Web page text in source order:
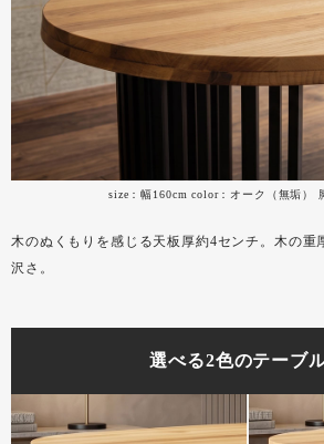
size：幅160cm color：オーク（無垢）
木のぬくもりを感じる天板厚約4センチ。木の重
沢さ。
選べる2色のテーブ